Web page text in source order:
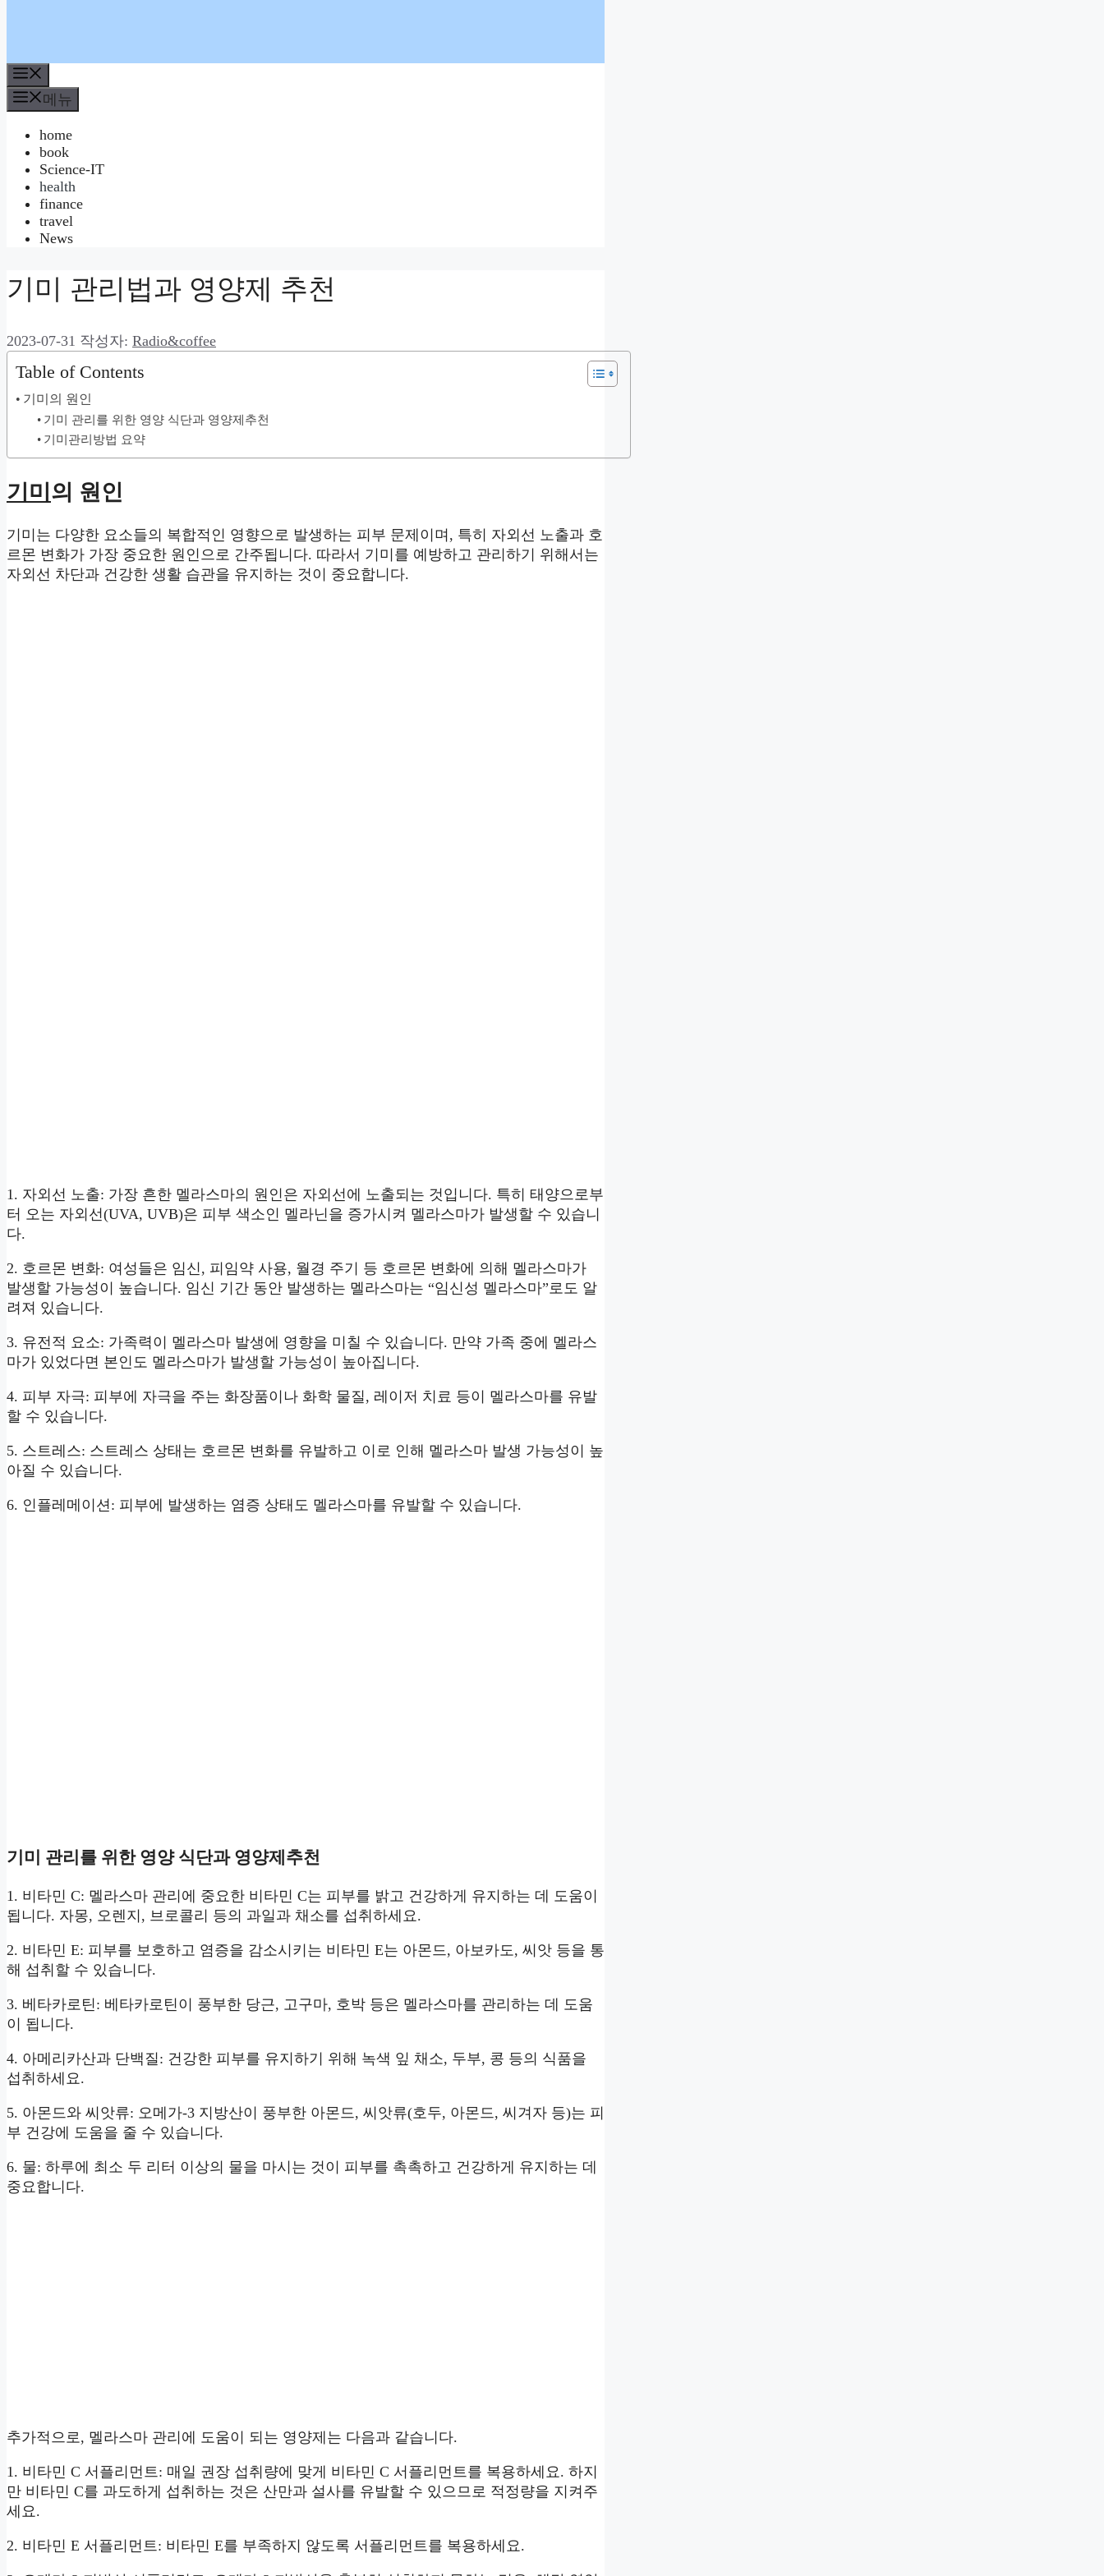
뉴
메뉴
home
book
Science-IT
health
finance
travel
News
기미 관리법과 영양제 추천
2023-07-31 작성자: Radio&coffee
Table of Contents
기미의 원인
기미 관리를 위한 영양 식단과 영양제추천
기미관리방법 요약
기미 의 원인
기미는 다양한 요소들의 복합적인 영향으로 발생하는 피부 문제이며, 특히 자외선 노출과 호
르몬 변화가 가장 중요한 원인으로 간주됩니다. 따라서 기미를 예방하고 관리하기 위해서는
자외선 차단과 건강한 생활 습관을 유지하는 것이 중요합니다.
1. 자외선 노출: 가장 흔한 멜라스마의 원인은 자외선에 노출되는 것입니다. 특히 태양으로부
터 오는 자외선(UVA, UVB)은 피부 색소인 멜라닌을 증가시켜 멜라스마가 발생할 수 있습니
다.
2. 호르몬 변화: 여성들은 임신, 피임약 사용, 월경 주기 등 호르몬 변화에 의해 멜라스마가
발생할 가능성이 높습니다. 임신 기간 동안 발생하는 멜라스마는 “임신성 멜라스마”로도 알
려져 있습니다.
3. 유전적 요소: 가족력이 멜라스마 발생에 영향을 미칠 수 있습니다. 만약 가족 중에 멜라스
마가 있었다면 본인도 멜라스마가 발생할 가능성이 높아집니다.
4. 피부 자극: 피부에 자극을 주는 화장품이나 화학 물질, 레이저 치료 등이 멜라스마를 유발
할 수 있습니다.
5. 스트레스: 스트레스 상태는 호르몬 변화를 유발하고 이로 인해 멜라스마 발생 가능성이 높
아질 수 있습니다.
6. 인플레메이션: 피부에 발생하는 염증 상태도 멜라스마를 유발할 수 있습니다.
기미 관리를 위한 영양 식단과 영양제추천
1. 비타민 C: 멜라스마 관리에 중요한 비타민 C는 피부를 밝고 건강하게 유지하는 데 도움이
됩니다. 자몽, 오렌지, 브로콜리 등의 과일과 채소를 섭취하세요.
2. 비타민 E: 피부를 보호하고 염증을 감소시키는 비타민 E는 아몬드, 아보카도, 씨앗 등을 통
해 섭취할 수 있습니다.
3. 베타카로틴: 베타카로틴이 풍부한 당근, 고구마, 호박 등은 멜라스마를 관리하는 데 도움
이 됩니다.
4. 아메리카산과 단백질: 건강한 피부를 유지하기 위해 녹색 잎 채소, 두부, 콩 등의 식품을
섭취하세요.
5. 아몬드와 씨앗류: 오메가-3 지방산이 풍부한 아몬드, 씨앗류(호두, 아몬드, 씨겨자 등)는 피
부 건강에 도움을 줄 수 있습니다.
6. 물: 하루에 최소 두 리터 이상의 물을 마시는 것이 피부를 촉촉하고 건강하게 유지하는 데
중요합니다.
추가적으로, 멜라스마 관리에 도움이 되는 영양제는 다음과 같습니다.
1. 비타민 C 서플리먼트: 매일 권장 섭취량에 맞게 비타민 C 서플리먼트를 복용하세요. 하지
만 비타민 C를 과도하게 섭취하는 것은 산만과 설사를 유발할 수 있으므로 적정량을 지켜주
세요.
2. 비타민 E 서플리먼트: 비타민 E를 부족하지 않도록 서플리먼트를 복용하세요.